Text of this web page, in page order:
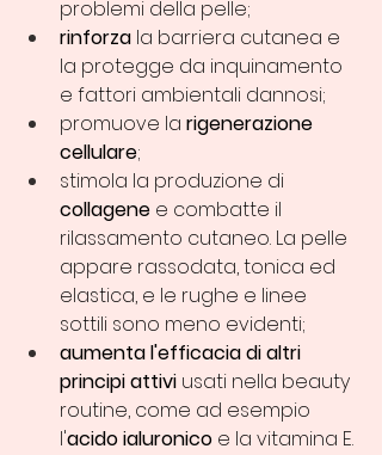
problemi della pelle;
rinforza la barriera cutanea e
la protegge da inquinamento
e fattori ambientali dannosi;
promuove la rigenerazione
cellulare;
stimola la produzione di
collagene e combatte il
rilassamento cutaneo. La pelle
appare rassodata, tonica ed
elastica, e le rughe e linee
sottili sono meno evidenti;
aumenta l'efficacia di altri
principi attivi usati nella beauty
routine, come ad esempio
l'acido ialuronico e la vitamina E.